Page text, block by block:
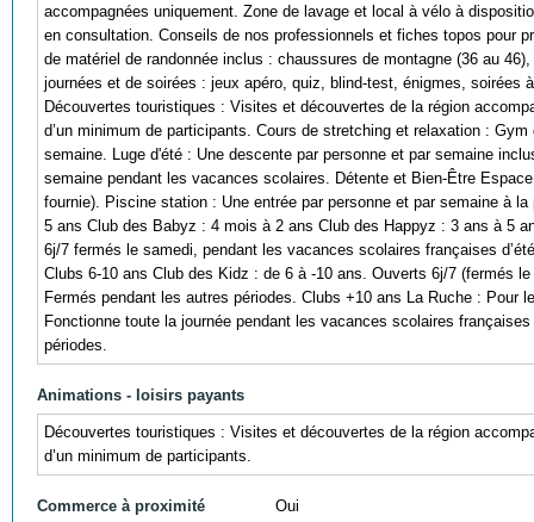
accompagnées uniquement. Zone de lavage et local à vélo à
en consultation. Conseils de nos professionnels et fiches topos pour
de matériel de randonnée inclus : chaussures de montagne (36 au
journées et de soirées : jeux apéro, quiz, blind-test, énigmes,
Découvertes touristiques : Visites et découvertes de la région
d’un minimum de participants. Cours de stretching et relaxation :
semaine. Luge d'été : Une descente par personne et par semaine
semaine pendant les vacances scolaires. Détente et Bien-Être
fournie). Piscine station : Une entrée par personne et par semaine à
5 ans Club des Babyz : 4 mois à 2 ans Club des Happyz : 3 ans à 5
6j/7 fermés le samedi, pendant les vacances scolaires françaises
Clubs 6-10 ans Club des Kidz : de 6 à -10 ans. Ouverts 6j/7 (fermés
Fermés pendant les autres périodes. Clubs +10 ans La Ruche :
Fonctionne toute la journée pendant les vacances scolaires
périodes.
Animations - loisirs payants
Découvertes touristiques : Visites et découvertes de la région
d’un minimum de participants.
Commerce à proximité Oui